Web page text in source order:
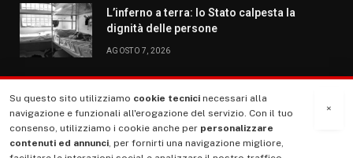
L’inferno a terra: lo Stato calpesta la
dignità delle persone
AGOSTO 7, 2026
MENU
La Nostra Storia
×
Su questo sito utilizziamo cookie tecnici necessari alla
navigazione e funzionali all'erogazione del servizio. Con il tuo
consenso, utilizziamo i cookie anche per personalizzare
contenuti ed annunci, per fornirti una navigazione migliore,